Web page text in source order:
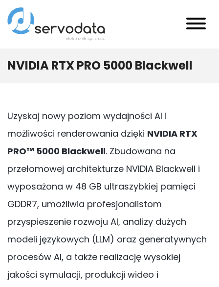
NVIDIA RTX PRO 5000 Blackwell
Uzyskaj nowy poziom wydajności AI i
możliwości renderowania dzięki NVIDIA RTX
PRO™ 5000 Blackwell. Zbudowana na
przełomowej architekturze NVIDIA Blackwell i
wyposażona w 48 GB ultraszybkiej pamięci
GDDR7, umożliwia profesjonalistom
przyspieszenie rozwoju AI, analizy dużych
modeli językowych (LLM) oraz generatywnych
procesów AI, a także realizację wysokiej
jakości symulacji, produkcji wideo i